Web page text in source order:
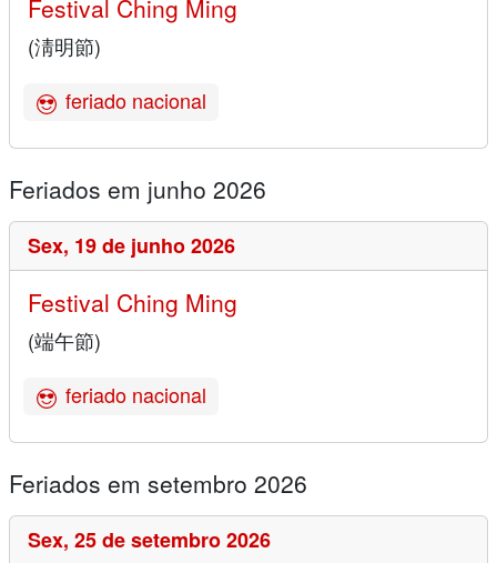
Festival Ching Ming
(淸明節)
feriado nacional
Feriados em junho 2026
Sex, 19 de junho 2026
Festival Ching Ming
(端午節)
feriado nacional
Feriados em setembro 2026
Sex, 25 de setembro 2026